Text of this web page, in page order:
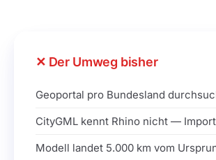
Der Umweg bisher
Geoportal pro Bundesland
CityGML kennt Rhino nicht —
Modell landet 5.000 km vom